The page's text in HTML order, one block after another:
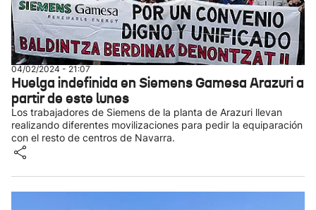
04/02/2024 - 21:07
Huelga indefinida en Siemens Gamesa Arazuri a
partir de este lunes
Los trabajadores de Siemens de la planta de Arazuri llevan
realizando diferentes movilizaciones para pedir la equiparación
con el resto de centros de Navarra.